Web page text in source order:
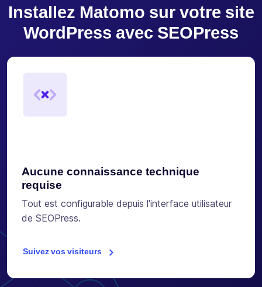
Installez Matomo sur votre site
WordPress avec SEOPress
Aucune connaissance technique
requise
Tout est configurable depuis l'interface utilisateur
de SEOPress.
Suivez vos visiteurs